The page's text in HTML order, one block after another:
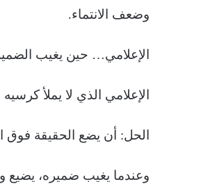
وضعف الانتماء.
الإعلامي… حين يغيب
الإعلامي الذي لا يملأ
الحل: أن يضع الحقيقة فوق
وعندما يغيب ضميره، يضيع